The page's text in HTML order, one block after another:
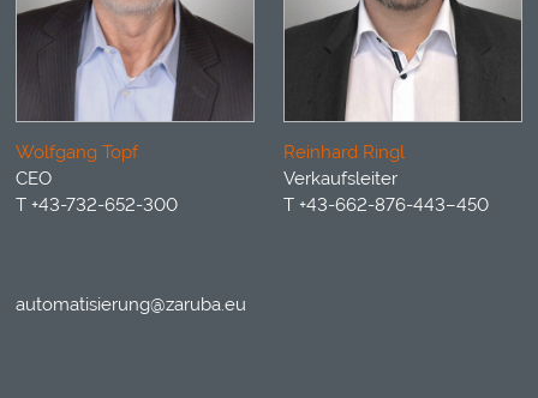
Wolfgang Topf
CEO
T +43-732-652-300
Reinhard Ringl
Verkaufsleiter
T +43-662-876-443–450
automatisierung@zaruba.eu